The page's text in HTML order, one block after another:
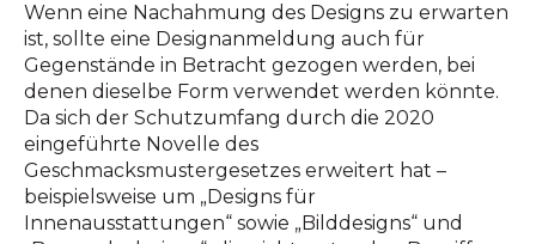
Wenn eine Nachahmung des Designs zu erwarten
ist, sollte eine Designanmeldung auch für
Gegenstände in Betracht gezogen werden, bei
denen dieselbe Form verwendet werden könnte.
Da sich der Schutzumfang durch die 2020
eingeführte Novelle des
Geschmacksmustergesetzes erweitert hat –
beispielsweise um „Designs für
Innenausstattungen“ sowie „Bilddesigns“ und